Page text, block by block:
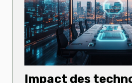
Impact des